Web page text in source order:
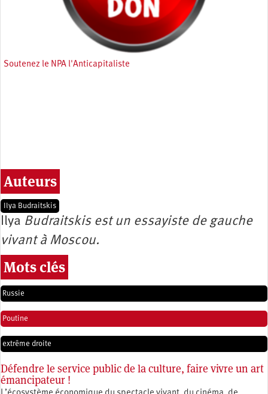
Soutenez le NPA l'Anticapitaliste
Auteurs
Ilya Budraitskis
Ilya Budraitskis est un essayiste de gauche
vivant à Moscou.
Mots clés
Russie
Poutine
extrême droite
Défendre le service public de la culture, faire vivre un art
émancipateur !